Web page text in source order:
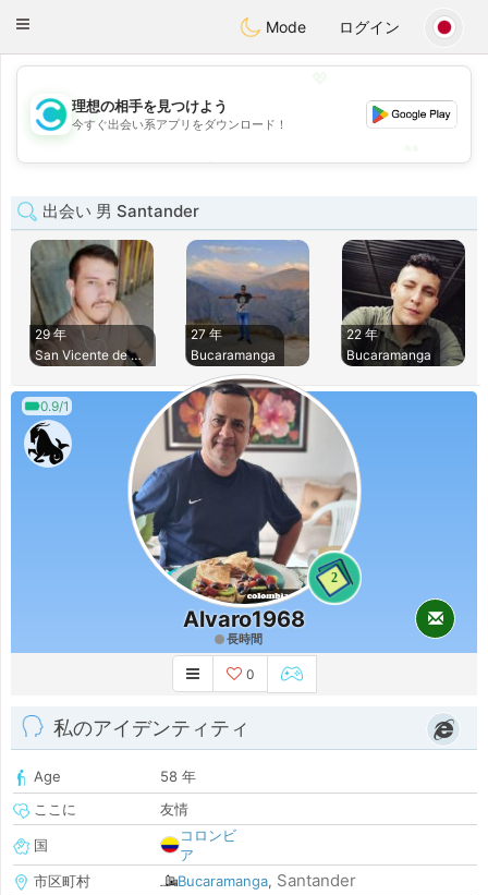
olombiaCitas
Toggle
Mode ログイン
💖
💕
理想の相手を見つけよう
今すぐ出会い系アプリをダウンロード！
出会い 男 Santander
29 年
San Vicente de Chu
27 年
Bucaramanga
22 年
Bucaramanga
0.9/1
2
Alvaro1968
長時間
0
私のアイデンティティ
Age
58 年
ここに
友情
国
コロンビ
ア
市区町村
Bucaramanga, Santander